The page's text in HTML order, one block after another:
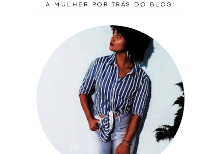
A MULHER POR TRÁS DO BLOG!